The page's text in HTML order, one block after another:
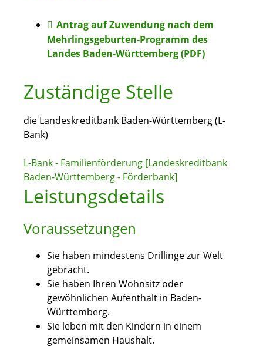
Antrag auf Zuwendung nach dem
Mehrlingsgeburten-Programm des
Landes Baden-Württemberg (PDF)
Zuständige Stelle
die Landeskreditbank Baden-Württemberg (L-
Bank)
L-Bank - Familienförderung [Landeskreditbank
Baden-Württemberg - Förderbank]
Leistungsdetails
Voraussetzungen
Sie haben mindestens Drillinge zur Welt
gebracht.
Sie haben Ihren Wohnsitz oder
gewöhnlichen Aufenthalt in Baden-
Württemberg.
Sie leben mit den Kindern in einem
gemeinsamen Haushalt.